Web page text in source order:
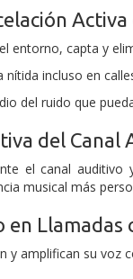
entorno, capta y
incluso en
del ruido que
del Canal
el canal
musical más
en
y amplifican su voz